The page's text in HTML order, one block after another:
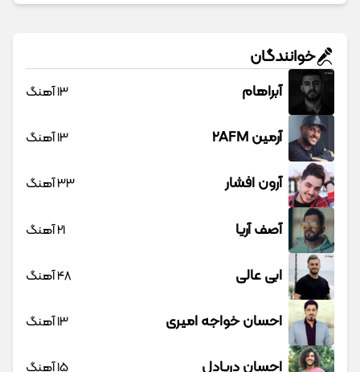
خوانندگان
آبراهام 13 آهنگ
آرمین 2AFM 13 آهنگ
آرون افشار 33 آهنگ
آصف آریا 21 آهنگ
ابی عالی 48 آهنگ
احسان خواجه امیری 13 آهنگ